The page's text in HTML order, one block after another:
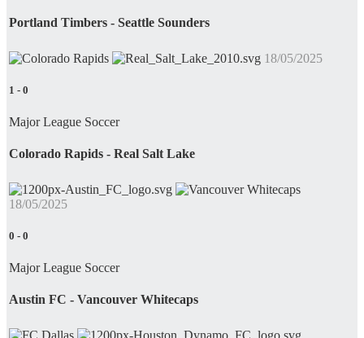
Portland Timbers - Seattle Sounders
18/05/2025
1 - 0
Major League Soccer
Colorado Rapids - Real Salt Lake
18/05/2025
0 - 0
Major League Soccer
Austin FC - Vancouver Whitecaps